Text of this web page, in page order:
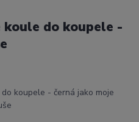
do koupele -